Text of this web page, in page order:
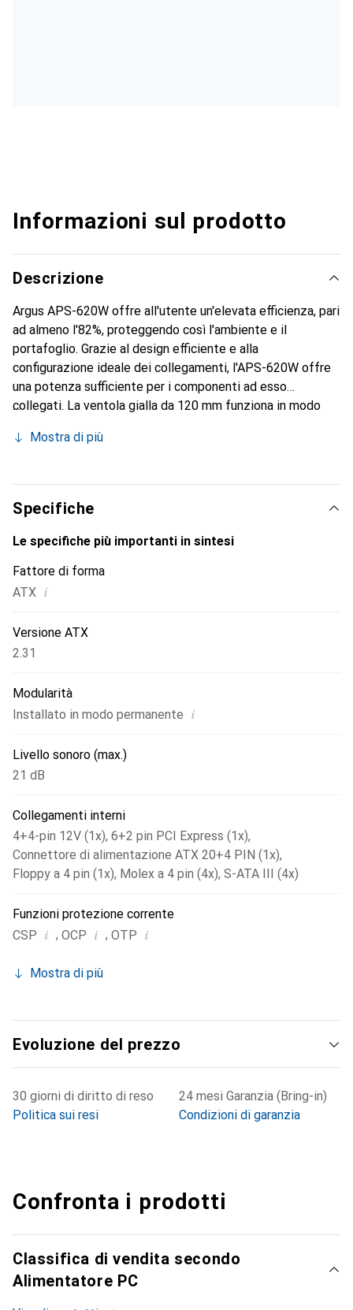
Informazioni sul prodotto
Descrizione
Argus APS-620W offre all'utente un'elevata efficienza, pari
ad almeno l'82%, proteggendo così l'ambiente e il
portafoglio. Grazie al design efficiente e alla
configurazione ideale dei collegamenti, l'APS-620W offre
una potenza sufficiente per i componenti ad esso
collegati. La ventola gialla da 120 mm funziona in modo
dell'alimentatore.
Mostra di più
Specifiche
Le specifiche più importanti in sintesi
Fattore di forma
ATX i
Versione ATX
2.31
Modularità
Installato in modo permanente i
Livello sonoro (max.)
21 dB
Collegamenti interni
4+4-pin 12V (1x), 6+2 pin PCI Express (1x),
Connettore di alimentazione ATX 20+4 PIN (1x),
Floppy a 4 pin (1x), Molex a 4 pin (4x), S-ATA III (4x)
Funzioni protezione corrente
CSP i , OCP i , OTP i
Mostra di più
Evoluzione del prezzo
30 giorni di diritto di reso
Politica sui resi
24 mesi Garanzia (Bring-in)
Condizioni di garanzia
Confronta i prodotti
Classifica di vendita secondo
Alimentatore PC